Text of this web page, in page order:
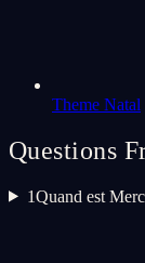
Theme Natal
Questions
1Quand est